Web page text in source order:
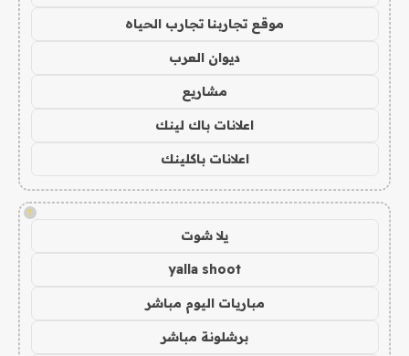
موقع تجاربنا تجارب الحياه
ديوان العرب
مشاريع
اعلانات باك لينك
اعلانات باكلينك
!
يلا شوت
yalla shoot
مباريات اليوم مباشر
برشلونة مباشر